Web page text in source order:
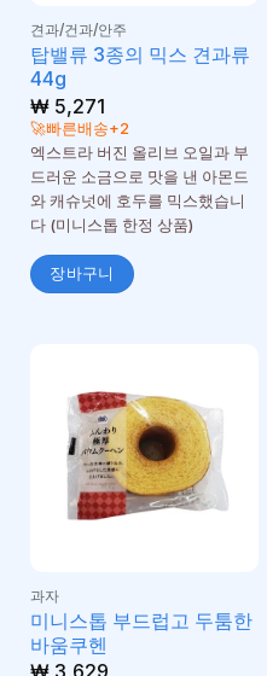
견과/건과/안주
탑밸류 3종의 믹스 견과류
44g
₩5,271
🚀빠른배송+2
엑스트라 버진 올리브 오일과 부
드러운 소금으로 맛을 낸 아몬드
와 캐슈넛에 호두를 믹스했습니
다 (미니스톱 한정 상품)
장바구니
과자
미니스톱 부드럽고 두툼한
바움쿠헨